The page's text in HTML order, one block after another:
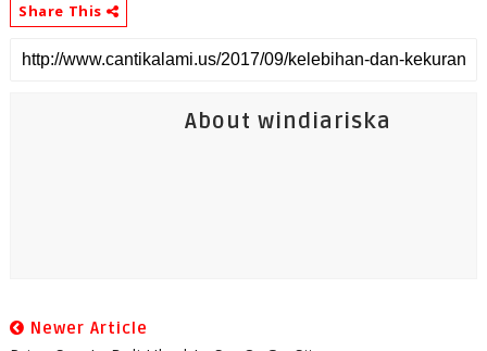
Share This
About windiariska
Newer Article